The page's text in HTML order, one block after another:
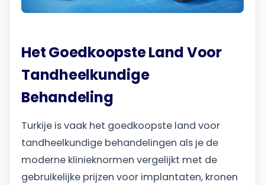
Het Goedkoopste Land Voor
Tandheelkundige
Behandeling
Turkije is vaak het goedkoopste land voor
tandheelkundige behandelingen als je de
moderne klinieknormen vergelijkt met de
gebruikelijke prijzen voor implantaten, kronen